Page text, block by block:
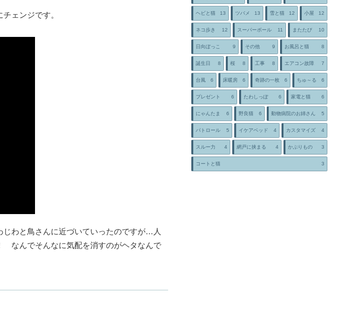
ェンジです。
わと鳥さんに近づいていったのですが…人
なんでそんなに気配を消すのがヘタなんで
ヘビと猫 13 ツバメ 13 雪と猫 12 小屋 12
ネコ歩き 12 スーパーボール 11 またたび 10
日向ぼっこ 9 その他 9 お風呂と猫 8
誕生日 8 桜 8 工事 8 エアコン故障 7
台風 6 床暖房 6 奇跡の一枚 6 ちゅ～る 6
プレゼント 6 たわしっぽ 6 家電と猫 6
にゃんたま 6 野良猫 6 動物病院のお姉さん 5
パトロール 5 イケアベッド 4 カスタマイズ 4
スルー力 4 網戸に挟まる 4 かぶりもの 3
コートと猫 3